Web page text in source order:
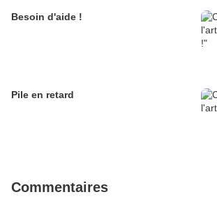
Besoin d'aide !
Pile en retard
Commentaires